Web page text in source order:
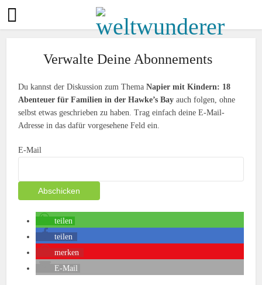
Verwalte Deine Abonnements
Du kannst der Diskussion zum ThemaNapier mit Kindern: 18
Abenteuer für Familien in der Hawke’s Bay auch folgen, ohne
selbst etwas geschrieben zu haben. Trag einfach deine E-Mail-
Adresse in das dafür vorgesehene Feld ein.
E-Mail
teilen
teilen
merken
E-Mail